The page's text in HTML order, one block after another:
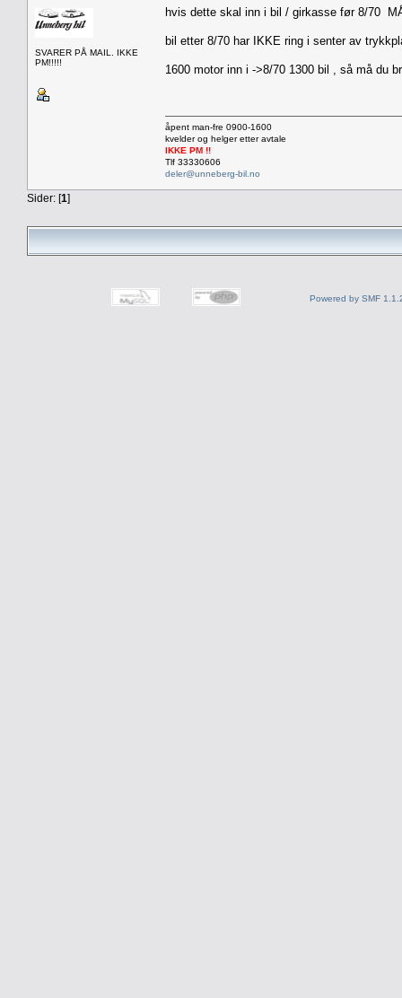
SVARER PÅ MAIL. IKKE
PM!!!!!
hvis dette skal inn i bil / girkasse før 8/70
bil etter 8/70 har IKKE ring i senter av
1600 motor inn i ->8/70 1300 bil , så må du
åpent man-fre 0900-1600
kvelder og helger etter avtale
IKKE PM !!
Tlf 33330606
deler@unneberg-bil.no
Sider: [1]
Powered by SMF